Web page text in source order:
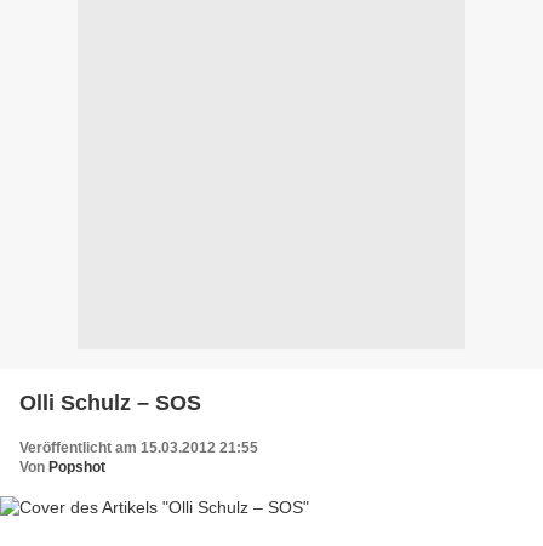
Olli Schulz – SOS
Veröffentlicht am 15.03.2012 21:55
Von Popshot